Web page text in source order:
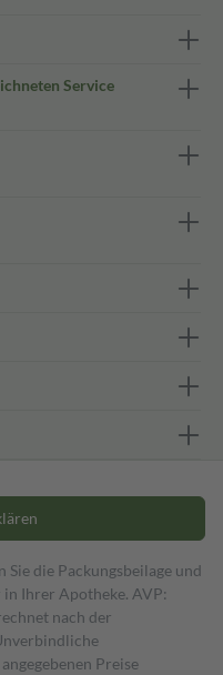
Service
die Packungsbeilage und
Ihrer Apotheke. AVP:
nach der
Preise